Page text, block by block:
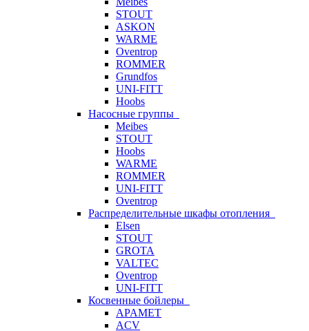
STOUT
ASKON
WARME
Oventrop
ROMMER
Grundfos
UNI-FITT
Hoobs
Насосные группы
Meibes
STOUT
Hoobs
WARME
ROMMER
UNI-FITT
Oventrop
Распределительные шкафы отопления
Elsen
STOUT
GROTA
VALTEC
Oventrop
UNI-FITT
Косвенные бойлеры
APAMET
ACV